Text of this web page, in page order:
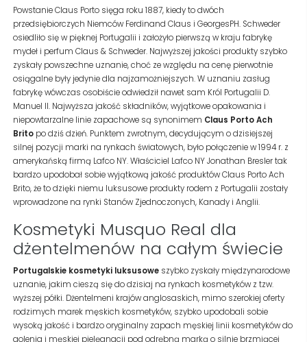
Powstanie Claus Porto sięga roku 1887, kiedy to dwóch
przedsiębiorczych Niemców Ferdinand Claus i GeorgesPH. Schweder
osiedliło się w pięknej Portugalii i założyło pierwszą w kraju fabrykę
mydeł i perfum Claus & Schweder. Najwyższej jakości produkty szybko
zyskały powszechne uznanie, choć ze względu na cenę pierwotnie
osiągalne były jedynie dla najzamożniejszych. W uznaniu zasług
fabrykę wówczas osobiście odwiedził nawet sam Król Portugalii D.
Manuel II. Najwyższa jakość składników, wyjątkowe opakowania i
niepowtarzalne linie zapachowe są synonimem Claus Porto Ach
Brito po dziś dzień. Punktem zwrotnym, decydującym o dzisiejszej
silnej pozycji marki na rynkach światowych, było połączenie w 1994 r. z
amerykańską firmą Lafco NY. Właściciel Lafco NY Jonathan Bresler tak
bardzo upodobał sobie wyjątkową jakość produktów Claus Porto Ach
Brito, że to dzięki niemu luksusowe produkty rodem z Portugalii zostały
wprowadzone na rynki Stanów Zjednoczonych, Kanady i Anglii.
Kosmetyki Musquo Real dla
dżentelmenów na całym świecie
Portugalskie kosmetyki luksusowe szybko zyskały międzynarodowe
uznanie, jakim cieszą się do dzisiaj na rynkach kosmetyków z tzw.
wyższej półki. Dżentelmeni krajów anglosaskich, mimo szerokiej oferty
rodzimych marek męskich kosmetyków, szybko upodobali sobie
wysoką jakość i bardzo oryginalny zapach męskiej linii kosmetyków do
golenia i męskiej pielęgnacji pod odrębną marką o silnie brzmiącej